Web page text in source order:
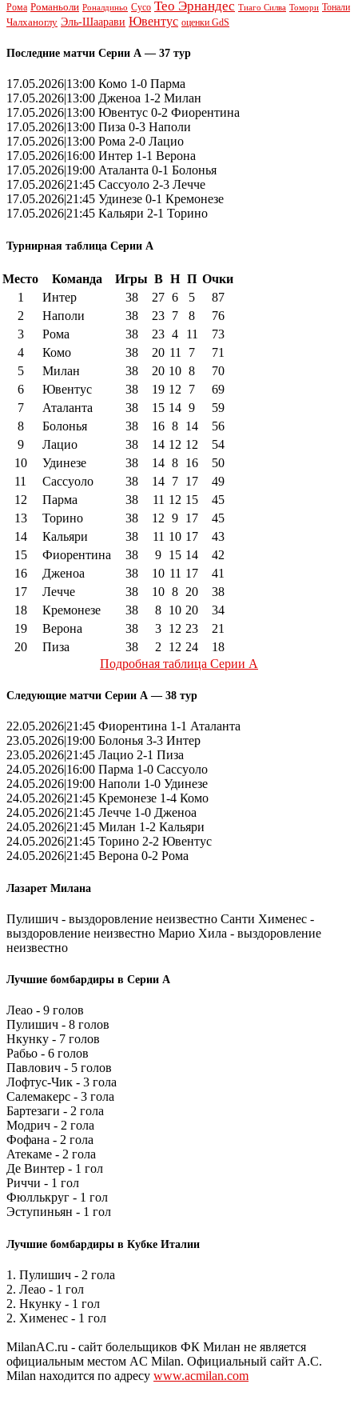
Рома Романьоли Роналдиньо Сусо Тео Эрнандес Тиаго Силва Томори Тонали
Чалханоглу Эль-Шаарави Ювентус оценки GdS
Последние матчи Серии А — 37 тур
17.05.2026|13:00 Комо 1-0 Парма
17.05.2026|13:00 Дженоа 1-2 Милан
17.05.2026|13:00 Ювентус 0-2 Фиорентина
17.05.2026|13:00 Пиза 0-3 Наполи
17.05.2026|13:00 Рома 2-0 Лацио
17.05.2026|16:00 Интер 1-1 Верона
17.05.2026|19:00 Аталанта 0-1 Болонья
17.05.2026|21:45 Сассуоло 2-3 Лечче
17.05.2026|21:45 Удинезе 0-1 Кремонезе
17.05.2026|21:45 Кальяри 2-1 Торино
Турнирная таблица Серии А
Место Команда Игры В Н П Очки
1
Интер 38 27 6 5
87
2
Наполи 38 23 7 8
76
3
Рома 38 23 4 11
73
4
Комо 38 20 11 7
71
5
Милан 38 20 10 8
70
6
Ювентус 38 19 12 7
69
7
Аталанта 38 15 14 9
59
8
Болонья 38 16 8 14
56
9
Лацио 38 14 12 12
54
10
Удинезе 38 14 8 16
50
11
Сассуоло 38 14 7 17
49
12
Парма 38 11 12 15
45
13
Торино 38 12 9 17
45
14
Кальяри 38 11 10 17
43
15
Фиорентина 38 9 15 14
42
16
Дженоа 38 10 11 17
41
17
Лечче 38 10 8 20
38
18
Кремонезе 38 8 10 20
34
19
Верона 38 3 12 23
21
20
Пиза 38 2 12 24
18
Подробная таблица Серии А
Следующие матчи Серии А — 38 тур
22.05.2026|21:45 Фиорентина 1-1 Аталанта
23.05.2026|19:00 Болонья 3-3 Интер
23.05.2026|21:45 Лацио 2-1 Пиза
24.05.2026|16:00 Парма 1-0 Сассуоло
24.05.2026|19:00 Наполи 1-0 Удинезе
24.05.2026|21:45 Кремонезе 1-4 Комо
24.05.2026|21:45 Лечче 1-0 Дженоа
24.05.2026|21:45 Милан 1-2 Кальяри
24.05.2026|21:45 Торино 2-2 Ювентус
24.05.2026|21:45 Верона 0-2 Рома
Лазарет Милана
Пулишич - выздоровление неизвестно Санти Хименес -
выздоровление неизвестно Марио Хила - выздоровление
неизвестно
Лучшие бомбардиры в Серии А
Леао - 9 голов
Пулишич - 8 голов
Нкунку - 7 голов
Рабьо - 6 голов
Павлович - 5 голов
Лофтус-Чик - 3 гола
Салемакерс - 3 гола
Бартезаги - 2 гола
Модрич - 2 гола
Фофана - 2 гола
Атекаме - 2 гола
Де Винтер - 1 гол
Риччи - 1 гол
Фюллькруг - 1 гол
Эступиньян - 1 гол
Лучшие бомбардиры в Кубке Италии
1. Пулишич - 2 гола
2. Леао - 1 гол
2. Нкунку - 1 гол
2. Хименес - 1 гол
MilanAC.ru - сайт болельщиков ФК Милан не является
официальным местом AC Milan. Официальный сайт A.C.
Milan находится по адресу www.acmilan.com